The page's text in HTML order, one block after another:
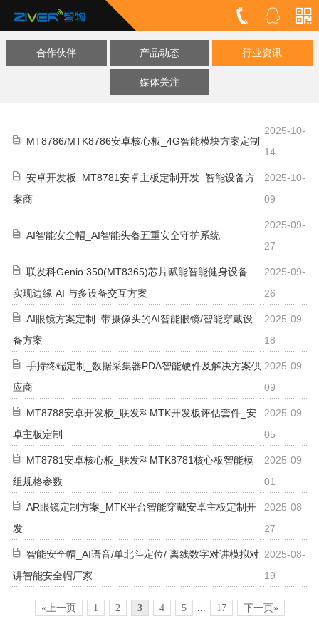
合作伙伴 产品动态 行业资讯
媒体关注
MT8786/MTK8786安卓核心板_4G智能模块方案定制
2025-10-
14
安卓开发板_MT8781安卓主板定制开发_智能设备方
案商
2025-10-
09
AI智能安全帽_AI智能头盔五重安全守护系统
2025-09-
27
联发科Genio 350(MT8365)芯片赋能智能健身设备_
实现边缘 AI 与多设备交互方案
2025-09-
26
AI眼镜方案定制_带摄像头的AI智能眼镜/智能穿戴设
备方案
2025-09-
18
手持终端定制_数据采集器PDA智能硬件及解决方案供
应商
2025-09-
09
MT8788安卓开发板_联发科MTK开发板评估套件_安
卓主板定制
2025-09-
05
MT8781安卓核心板_联发科MTK8781核心板智能模
组规格参数
2025-09-
01
AR眼镜定制方案_MTK平台智能穿戴安卓主板定制开
发
2025-08-
27
智能安全帽_AI语音/单北斗定位/ 离线数字对讲模拟对
讲智能安全帽厂家
2025-08-
19
«上一页 1 2 3 4 5 17 下一页»